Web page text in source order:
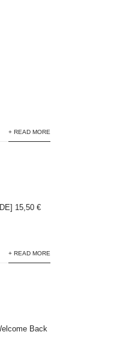
+ READ MORE
15,50 €
+ READ MORE
Back